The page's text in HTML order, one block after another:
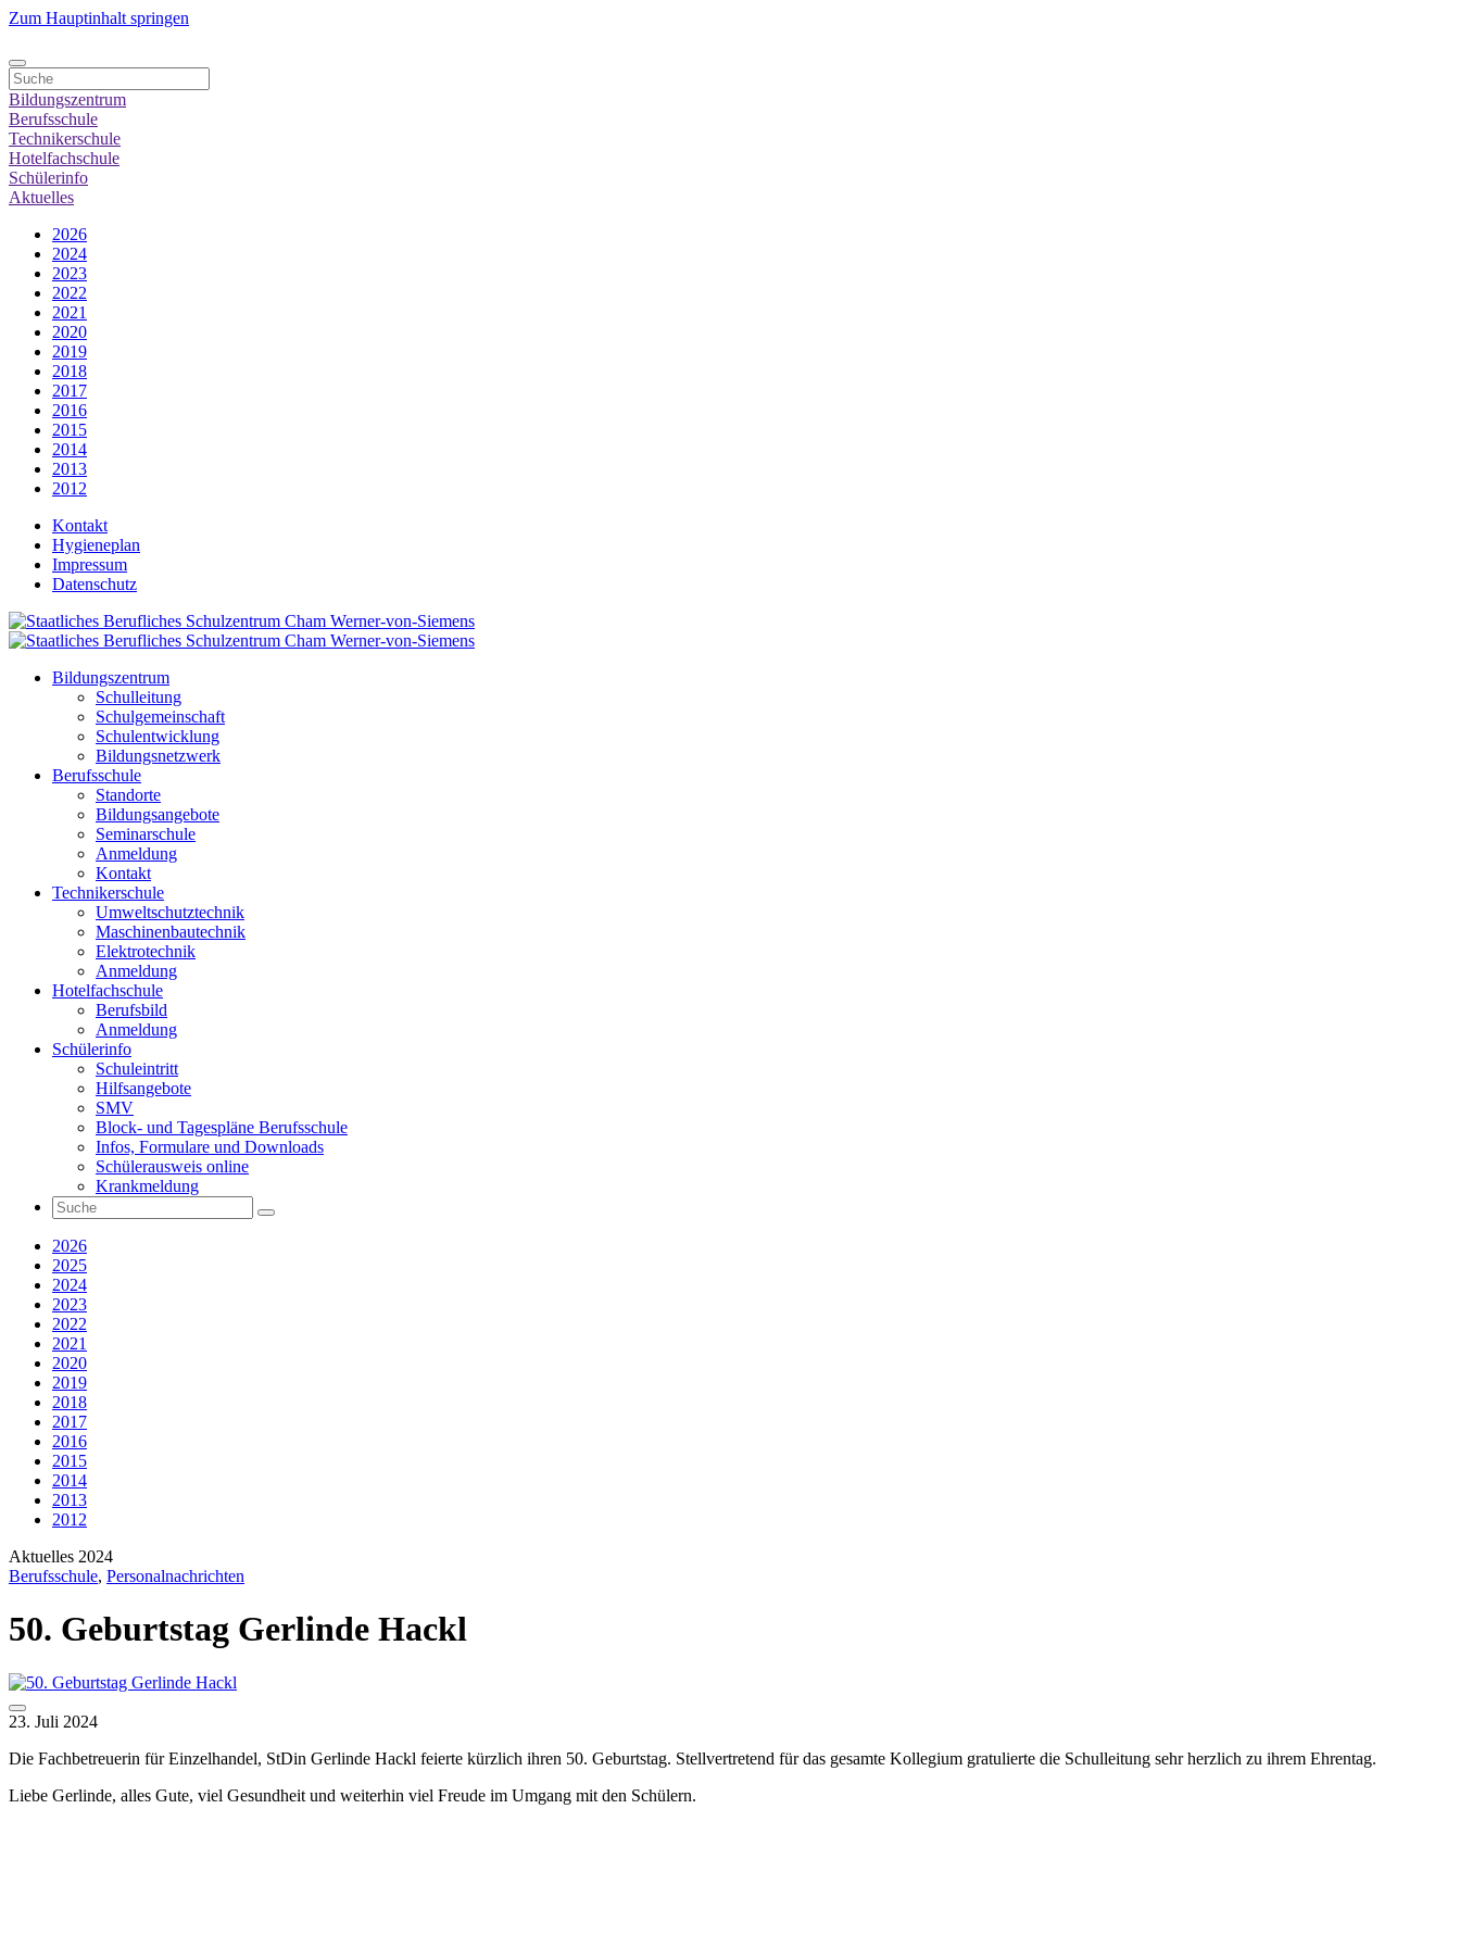
Zum Hauptinhalt springen
Bildungszentrum
Berufsschule
Technikerschule
Hotelfachschule
Schülerinfo
Aktuelles
2026
2024
2023
2022
2021
2020
2019
2018
2017
2016
2015
2014
2013
2012
Kontakt
Hygieneplan
Impressum
Datenschutz
Bildungszentrum
Schulleitung
Schulgemeinschaft
Schulentwicklung
Bildungsnetzwerk
Berufsschule
Standorte
Bildungsangebote
Seminarschule
Anmeldung
Kontakt
Technikerschule
Umweltschutztechnik
Maschinenbautechnik
Elektrotechnik
Anmeldung
Hotelfachschule
Berufsbild
Anmeldung
Schülerinfo
Schuleintritt
Hilfsangebote
SMV
Block- und Tagespläne Berufsschule
Infos, Formulare und Downloads
Schülerausweis online
Krankmeldung
2026
2025
2024
2023
2022
2021
2020
2019
2018
2017
2016
2015
2014
2013
2012
Aktuelles 2024
Berufsschule, Personalnachrichten
50. Geburtstag Gerlinde Hackl
23. Juli 2024
Die Fachbetreuerin für Einzelhandel, StDin Gerlinde Hackl feierte kürzlich ihren 50. Geburtstag. Stellvertretend für das gesamte Kollegium gratulierte die Schulleitung sehr herzlich zu ihrem Ehrentag.
Liebe Gerlinde, alles Gute, viel Gesundheit und weiterhin viel Freude im Umgang mit den Schülern.